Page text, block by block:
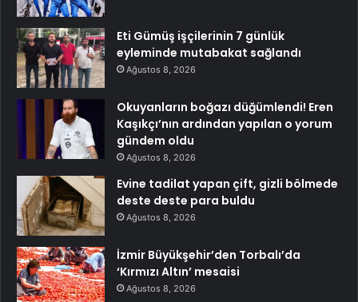
Eti Gümüş işçilerinin 7 günlük
eyleminde mutabakat sağlandı
Ağustos 8, 2026
Okuyanların boğazı düğümlendi! Eren
Kaşıkçı’nın ardından yapılan o yorum
gündem oldu
Ağustos 8, 2026
Evine tadilat yapan çift, gizli bölmede
deste deste para buldu
Ağustos 8, 2026
İzmir Büyükşehir’den Torbalı’da
‘Kırmızı Altın’ mesaisi
Ağustos 8, 2026